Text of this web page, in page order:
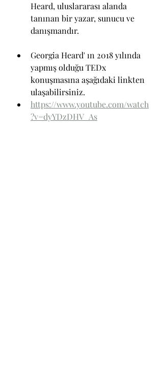
Heard, uluslararası alanda
tanınan bir yazar, sunucu ve
danışmandır.
Georgia Heard' ın 2018 yılında
yapmış olduğu TEDx
konuşmasına aşağıdaki linkten
ulaşabilirsiniz.
https://www.youtube.com/watch
?v=dyYDzDHV_As